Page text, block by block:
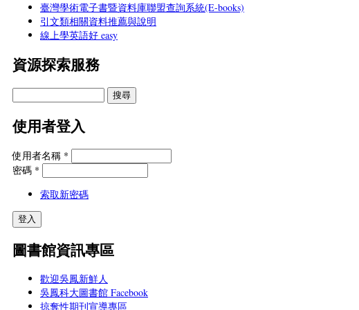
臺灣學術電子書暨資料庫聯盟查詢系統(E-books)
引文類相關資料推薦與說明
線上學英語好 easy
資源探索服務
使用者登入
使用者名稱 *
密碼 *
索取新密碼
圖書館資訊專區
歡迎吳鳳新鮮人
吳鳳科大圖書館 Facebook
掠奪性期刊宣導專區